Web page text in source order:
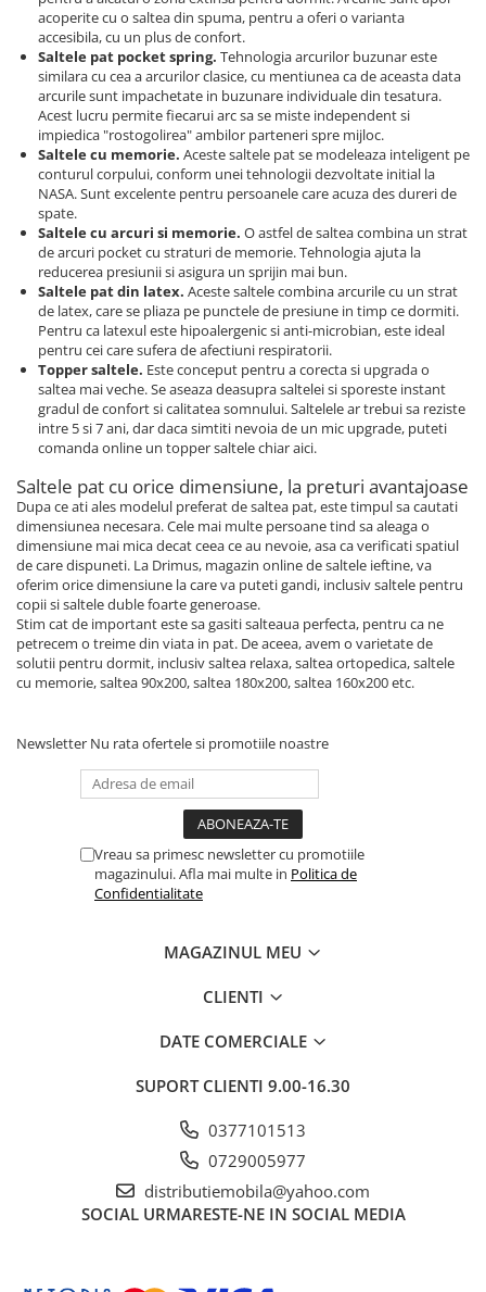
acoperite cu o saltea din spuma, pentru a oferi o varianta
accesibila, cu un plus de confort.
Saltele pat pocket spring. Tehnologia arcurilor buzunar este
similara cu cea a arcurilor clasice, cu mentiunea ca de aceasta data
arcurile sunt impachetate in buzunare individuale din tesatura.
Acest lucru permite fiecarui arc sa se miste independent si
impiedica "rostogolirea" ambilor parteneri spre mijloc.
Saltele cu memorie. Aceste saltele pat se modeleaza inteligent pe
conturul corpului, conform unei tehnologii dezvoltate initial la
NASA. Sunt excelente pentru persoanele care acuza des dureri de
spate.
Saltele cu arcuri si memorie. O astfel de saltea combina un strat
de arcuri pocket cu straturi de memorie. Tehnologia ajuta la
reducerea presiunii si asigura un sprijin mai bun.
Saltele pat din latex. Aceste saltele combina arcurile cu un strat
de latex, care se pliaza pe punctele de presiune in timp ce dormiti.
Pentru ca latexul este hipoalergenic si anti-microbian, este ideal
pentru cei care sufera de afectiuni respiratorii.
Topper saltele. Este conceput pentru a corecta si upgrada o
saltea mai veche. Se aseaza deasupra saltelei si sporeste instant
gradul de confort si calitatea somnului. Saltelele ar trebui sa reziste
intre 5 si 7 ani, dar daca simtiti nevoia de un mic upgrade, puteti
comanda online un topper saltele chiar aici.
Saltele pat cu orice dimensiune, la preturi avantajoase
Dupa ce ati ales modelul preferat de saltea pat, este timpul sa cautati
dimensiunea necesara. Cele mai multe persoane tind sa aleaga o
dimensiune mai mica decat ceea ce au nevoie, asa ca verificati spatiul
de care dispuneti. La Drimus, magazin online de saltele ieftine, va
oferim orice dimensiune la care va puteti gandi, inclusiv saltele pentru
copii si saltele duble foarte generoase.
Stim cat de important este sa gasiti salteaua perfecta, pentru ca ne
petrecem o treime din viata in pat. De aceea, avem o varietate de
solutii pentru dormit, inclusiv saltea relaxa, saltea ortopedica, saltele
cu memorie, saltea 90x200, saltea 180x200, saltea 160x200 etc.
Newsletter Nu rata ofertele si promotiile noastre
Vreau sa primesc newsletter cu promotiile
magazinului. Afla mai multe in Politica de
Confidentialitate
MAGAZINUL MEU
CLIENTI
DATE COMERCIALE
SUPORT CLIENTI 9.00-16.30
0377101513
0729005977
distributiemobila@yahoo.com
SOCIAL URMARESTE-NE IN SOCIAL MEDIA